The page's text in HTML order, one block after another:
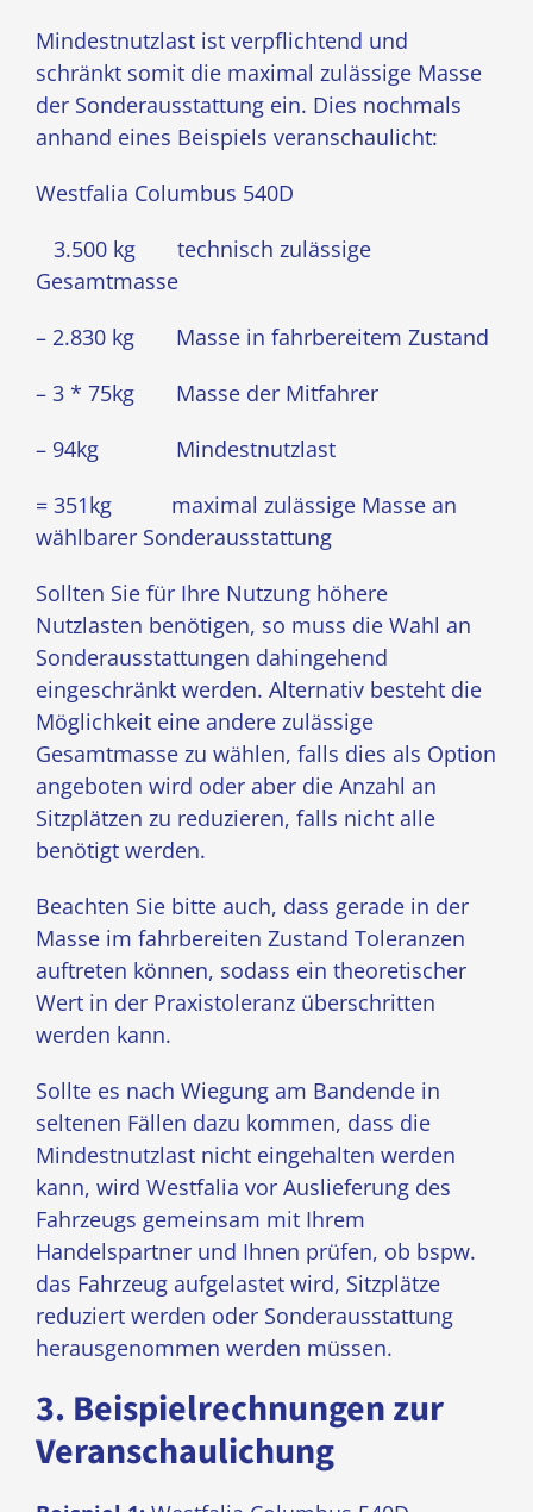
Mindestnutzlast ist verpflichtend und
schränkt somit die maximal zulässige Masse
der Sonderausstattung ein. Dies nochmals
anhand eines Beispiels veranschaulicht:
Westfalia Columbus 540D
3.500 kg technisch zulässige
Gesamtmasse
– 2.830 kg Masse in fahrbereitem Zustand
– 3 * 75kg Masse der Mitfahrer
– 94kg Mindestnutzlast
= 351kg maximal zulässige Masse an
wählbarer Sonderausstattung
Sollten Sie für Ihre Nutzung höhere
Nutzlasten benötigen, so muss die Wahl an
Sonderausstattungen dahingehend
eingeschränkt werden. Alternativ besteht die
Möglichkeit eine andere zulässige
Gesamtmasse zu wählen, falls dies als Option
angeboten wird oder aber die Anzahl an
Sitzplätzen zu reduzieren, falls nicht alle
benötigt werden.
Beachten Sie bitte auch, dass gerade in der
Masse im fahrbereiten Zustand Toleranzen
auftreten können, sodass ein theoretischer
Wert in der Praxistoleranz überschritten
werden kann.
Sollte es nach Wiegung am Bandende in
seltenen Fällen dazu kommen, dass die
Mindestnutzlast nicht eingehalten werden
kann, wird Westfalia vor Auslieferung des
Fahrzeugs gemeinsam mit Ihrem
Handelspartner und Ihnen prüfen, ob bspw.
das Fahrzeug aufgelastet wird, Sitzplätze
reduziert werden oder Sonderausstattung
herausgenommen werden müssen.
3. Beispielrechnungen zur
Veranschaulichung